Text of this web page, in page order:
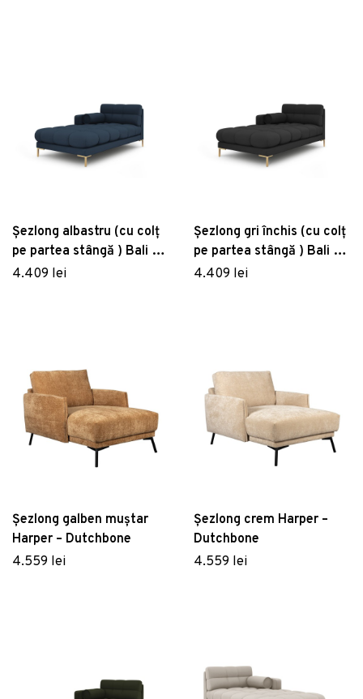
Șezlong albastru (cu colț
pe partea stângă ) Bali –
Cosmopolitan Design
4.409 lei
Șezlong gri închis (cu colț
pe partea stângă ) Bali –
Cosmopolitan Design
4.409 lei
Șezlong galben muștar
Harper – Dutchbone
4.559 lei
Șezlong crem Harper –
Dutchbone
4.559 lei